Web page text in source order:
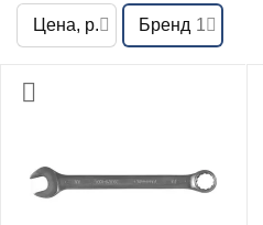
Цена, р. Бренд 1